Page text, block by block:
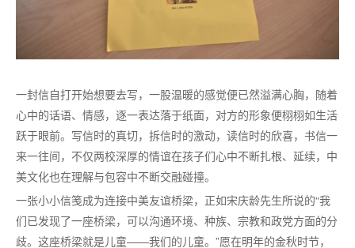
一封信自打开始想要去写，一股温暖的感觉便已然溢满心胸，随着
心中的话语、情感，逐一表达落于纸面，对方的形象便栩栩如生活
跃于眼前。写信时的真切，拆信时的激动，读信时的欣喜，书信一
来一往间，不仅两校深厚的情谊在孩子们心中不断扎根、延续，中
美文化也在理解与包容中不断交融碰撞。
一张小小信笺成为连接中美友谊桥梁，正如宋庆龄先生所说的“我
们已发现了一座桥梁，可以沟通环境、种族、宗教和政党方面的分
歧。这座桥梁就是儿童——我们的儿童。”愿在明年的金秋时节，